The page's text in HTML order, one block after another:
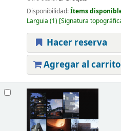
Disponibilidad:Ítems
Larguia (1) Signatura
Hacer reserva
Agregar al carrito